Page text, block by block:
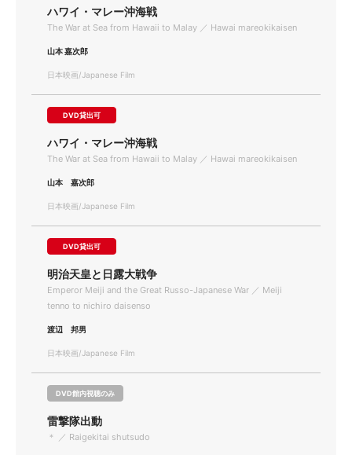
ハワイ・マレー沖海戦
The War at Sea from Hawaii to Malay ／ Hawai mareokikaisen
山本 嘉次郎
日本映画/Japanese Film
DVD貸出可
ハワイ・マレー沖海戦
The War at Sea from Hawaii to Malay ／ Hawai mareokikaisen
山本 嘉次郎
日本映画/Japanese Film
DVD貸出可
明治天皇と日露大戦争
Emperor Meiji and the Great Russo-Japanese War ／ Meiji
tenno to nichiro daisenso
渡辺 邦男
日本映画/Japanese Film
DVD館内視聴のみ
雷撃隊出動
＊ ／ Raigekitai shutsudo